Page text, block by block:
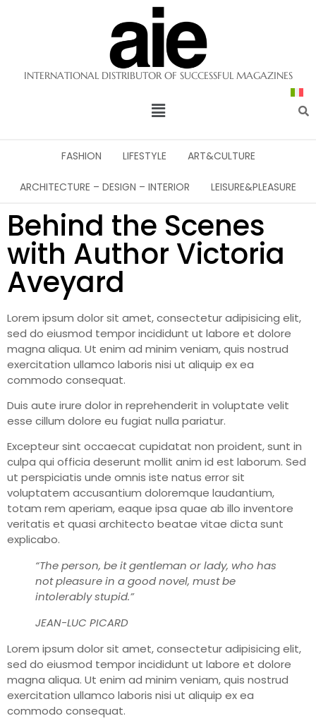
INTERNATIONAL DISTRIBUTOR OF SUCCESSFUL MAGAZINES
FASHION LIFESTYLE ART&CULTURE
ARCHITECTURE – DESIGN – INTERIOR LEISURE&PLEASURE
Behind the Scenes
with Author Victoria
Aveyard
Lorem ipsum dolor sit amet, consectetur adipisicing elit,
sed do eiusmod tempor incididunt ut labore et dolore
magna aliqua. Ut enim ad minim veniam, quis nostrud
exercitation ullamco laboris nisi ut aliquip ex ea
commodo consequat.
Duis aute irure dolor in reprehenderit in voluptate velit
esse cillum dolore eu fugiat nulla pariatur.
Excepteur sint occaecat cupidatat non proident, sunt in
culpa qui officia deserunt mollit anim id est laborum. Sed
ut perspiciatis unde omnis iste natus error sit
voluptatem accusantium doloremque laudantium,
totam rem aperiam, eaque ipsa quae ab illo inventore
veritatis et quasi architecto beatae vitae dicta sunt
explicabo.
“The person, be it gentleman or lady, who has
not pleasure in a good novel, must be
intolerably stupid.”
JEAN-LUC PICARD
Lorem ipsum dolor sit amet, consectetur adipisicing elit,
sed do eiusmod tempor incididunt ut labore et dolore
magna aliqua. Ut enim ad minim veniam, quis nostrud
exercitation ullamco laboris nisi ut aliquip ex ea
commodo consequat.